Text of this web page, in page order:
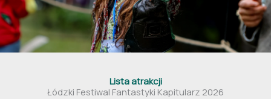
Lista atrakcji
Łódzki Festiwal Fantastyki Kapitularz 2026